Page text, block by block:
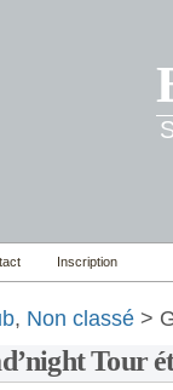
Inscription
, Non classé >
Tour